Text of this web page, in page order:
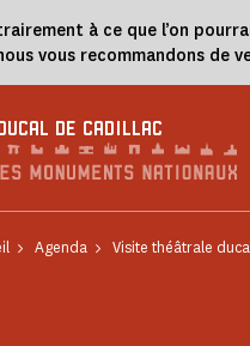
à ce que l’on
vous recommandons de
DE CADILLAC
Agenda Visite théâtrale